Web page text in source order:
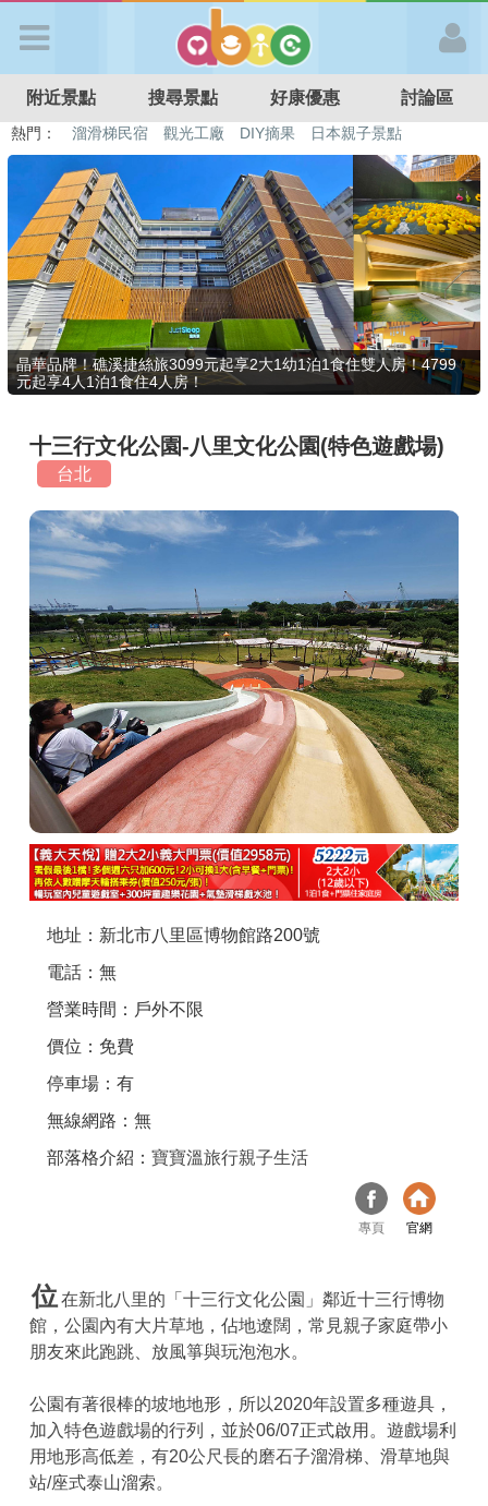
APP登入
首 頁
搜尋景點
好康優惠
最新消息
最新留言
商家合作
推薦景點
討論區
聯絡我們
APP下載
附近景點 搜尋景點 好康優惠 討論區
熱門： 溜滑梯民宿 觀光工廠 DIY摘果
日本親子景點
特色遊戲場
親子住房優惠 台北親子餐廳 溫泉泡湯SPA
晶華品牌！礁溪捷絲旅3099元起享2大1幼1泊1食住雙人房！4799
元起享4人1泊1食住4人房！
十三行文化公園-八里文化公園(特色遊戲場)
台北
地址：新北市八里區博物館路200號
電話：無
營業時間：戶外不限
價位：免費
停車場：有
無線網路：無
部落格介紹： 寶寶溫旅行親子生活
專頁 官網
位 在新北八里的「十三行文化公園」鄰近十三行博物
館，公園內有大片草地，佔地遼闊，常見親子家庭帶小
朋友來此跑跳、放風箏與玩泡泡水。
公園有著很棒的坡地地形，所以2020年設置多種遊具，
加入特色遊戲場的行列，並於06/07正式啟用。遊戲場利
用地形高低差，有20公尺長的磨石子溜滑梯、滑草地與
站/座式泰山溜索。